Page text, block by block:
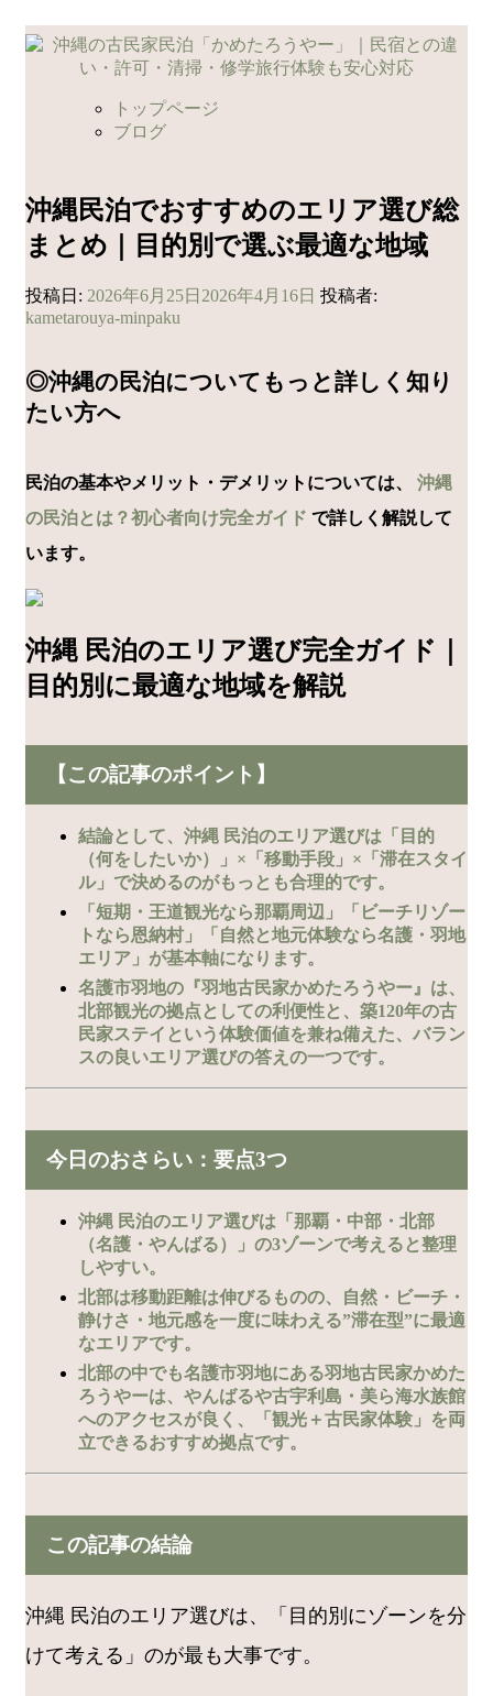
コ
ン
キ
ッ
プ
トップページ
ブログ
沖縄民泊でおすすめのエリア選び総
まとめ｜目的別で選ぶ最適な地域
投稿日: 2026年6月25日 2026年4月16日 投稿者:
kametarouya-minpaku
◎沖縄の民泊についてもっと詳しく知り
たい方へ
民泊の基本やメリット・デメリットについては、 沖縄
の民泊とは？初心者向け完全ガイド で詳しく解説して
います。
沖縄 民泊のエリア選び完全ガイド｜
目的別に最適な地域を解説
【この記事のポイント】
結論として、沖縄 民泊のエリア選びは「目的
（何をしたいか）」×「移動手段」×「滞在スタイ
ル」で決めるのがもっとも合理的です。
「短期・王道観光なら那覇周辺」「ビーチリゾー
トなら恩納村」「自然と地元体験なら名護・羽地
エリア」が基本軸になります。
名護市羽地の『羽地古民家かめたろうやー』は、
北部観光の拠点としての利便性と、築120年の古
民家ステイという体験価値を兼ね備えた、バラン
スの良いエリア選びの答えの一つです。
今日のおさらい：要点3つ
沖縄 民泊のエリア選びは「那覇・中部・北部
（名護・やんばる）」の3ゾーンで考えると整理
しやすい。
北部は移動距離は伸びるものの、自然・ビーチ・
静けさ・地元感を一度に味わえる”滞在型”に最適
なエリアです。
北部の中でも名護市羽地にある羽地古民家かめた
ろうやーは、やんばるや古宇利島・美ら海水族館
へのアクセスが良く、「観光＋古民家体験」を両
立できるおすすめ拠点です。
この記事の結論
沖縄 民泊のエリア選びは、「目的別にゾーンを分
けて考える」のが最も大事です。